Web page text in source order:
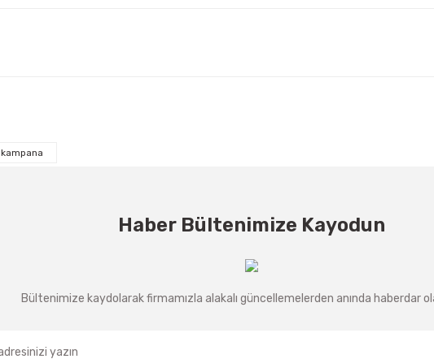
kampana
Haber Bültenimize Kayodun
Bültenimize kaydolarak firmamızla alakalı güncellemelerden anında haberdar